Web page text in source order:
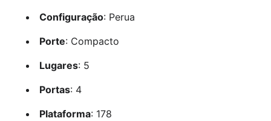
Configuração: Perua
Porte: Compacto
Lugares: 5
Portas: 4
Plataforma: 178